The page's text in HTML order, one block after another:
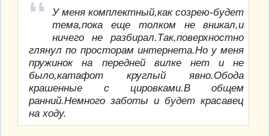
У меня комплектный,как созрею-будет
тема,пока еще толком не вникал,и
ничего не разбирал.Так,поверхностно
глянул по просторам интернета.Но у меня
пружинок на передней вилке нет и не
было,катафот круглый явно.Обода
крашенные с цировками.В общем
ранний.Немного заботы и будет красавец
на ходу.